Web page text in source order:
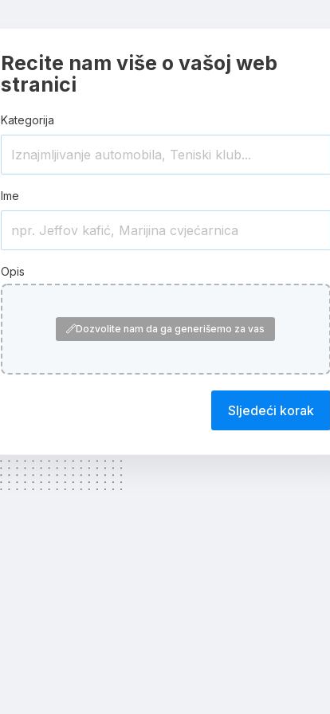
Recite nam više o vašoj web
stranici
Kategorija
Ime
Opis
Dozvolite nam da ga generišemo za vas
Sljedeći korak